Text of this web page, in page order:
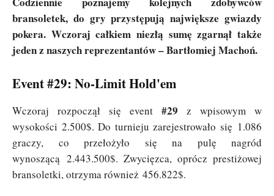
bransoletek, do gry przystępują największe gwiazdy
pokera. Wczoraj całkiem niezłą sumę zgarnął także
jeden z naszych reprezentantów – Bartłomiej Machoń.
Event #29: No-Limit Hold'em
Wczoraj rozpoczął się event #29 z wpisowym w
wysokości 2.500$. Do turnieju zarejestrowało się 1.086
graczy, co przełożyło się na pulę nagród
wynoszącą 2.443.500$. Zwycięzca, oprócz prestiżowej
bransoletki, otrzyma również 456.822$.